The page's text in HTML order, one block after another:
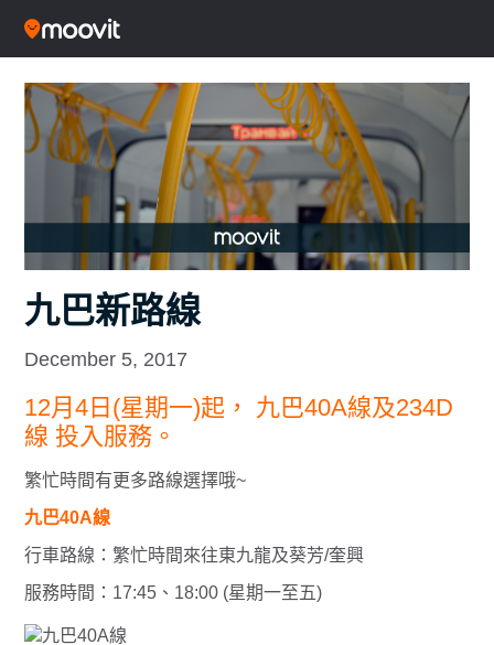
九巴新路線
December 5, 2017
12月4日(星期一)起， 九巴40A線及234D
線 投入服務。
繁忙時間有更多路線選擇哦~
九巴40A線
行車路線：繁忙時間來往東九龍及葵芳/奎興
服務時間：17:45、18:00 (星期一至五)